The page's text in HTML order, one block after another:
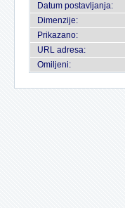
Datum postavljanja:
Dimenzije:
Prikazano:
URL adresa:
Omiljeni: